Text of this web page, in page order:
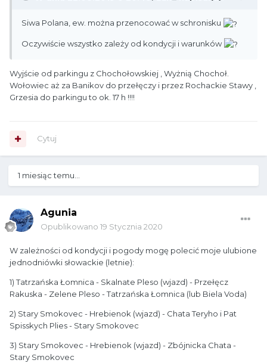
Siwa Polana, ew. można przenocować w schronisku
Oczywiście wszystko zależy od kondycji i warunków
Wyjście od parkingu z Chochołowskiej , Wyżnią Chochoł.
Wołowiec aż za Banikov do przełęczy i przez Rochackie Stawy ,
Grzesia do parkingu to ok. 17 h !!!!
Cytuj
1 miesiąc temu...
Agunia
Opublikowano 19 Stycznia 2020
W zależności od kondycji i pogody mogę polecić moje ulubione
jednodniówki słowackie (letnie):
1) Tatrzańska Łomnica - Skalnate Pleso (wjazd) - Przełęcz
Rakuska - Zelene Pleso - Tatrzańska Łomnica (lub Biela Voda)
2) Stary Smokovec - Hrebienok (wjazd) - Chata Teryho i Pat
Spisskych Plies - Stary Smokovec
3) Stary Smokovec - Hrebienok (wjazd) - Zbójnicka Chata -
Stary Smokovec